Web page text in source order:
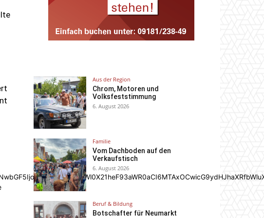
Aus der Region
Chrom, Motoren und
Volksfeststimmung
6. August 2026
Familie
Vom Dachboden auf den
Verkaufstisch
6. August 2026
Beruf & Bildung
Botschafter für Neumarkt